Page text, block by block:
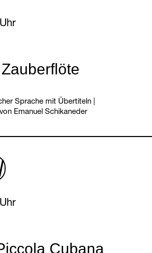
Sprache mit Übertiteln
Emanuel Schikaneder
12 February 2027
Cubana
12 February 2027